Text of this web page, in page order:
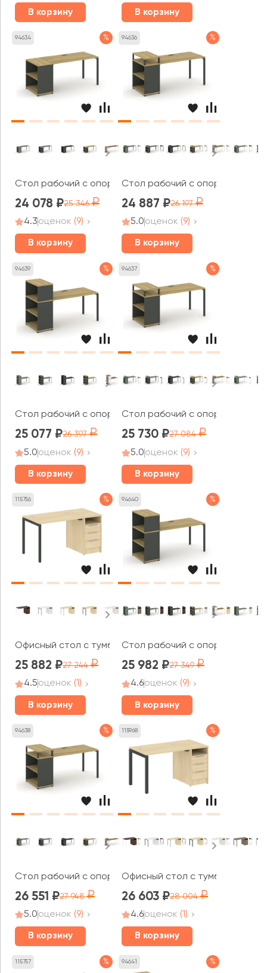
В корзину В корзину
94634 %
Стол рабочий с опорным стеллажом CN.SP-204
24 078 25 346
4.3оценок (9)
В корзину
94636 %
Стол рабочий с опорным
24 887 26 197
5.0оценок (9)
В корзину
94639 %
Стол рабочий с опорным стеллажом с надставкой
25 077 26 397
5.0оценок (9)
В корзину
94637 %
Стол рабочий с опорным
25 730 27 084
5.0оценок (9)
В корзину
115756 %
Офисный стол с тумбой на П-образном м/к
25 882 27 244
4.5оценок (1)
В корзину
94640 %
Стол рабочий с опорным
25 982 27 349
4.6оценок (9)
В корзину
94638 %
Стол рабочий с опорным стеллажом с верх.
26 551 27 948
5.0оценок (9)
В корзину
115968 %
Офисный стол с тумбой на П-
26 603 28 004
4.6оценок (1)
В корзину
115757 % 94641 %